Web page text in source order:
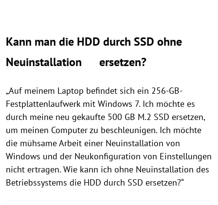
Kann man die HDD durch SSD ohne
Neuinstallation ersetzen?
„Auf meinem Laptop befindet sich ein 256-GB-
Festplattenlaufwerk mit Windows 7. Ich möchte es
durch meine neu gekaufte 500 GB M.2 SSD ersetzen,
um meinen Computer zu beschleunigen. Ich möchte
die mühsame Arbeit einer Neuinstallation von
Windows und der Neukonfiguration von Einstellungen
nicht ertragen. Wie kann ich ohne Neuinstallation des
Betriebssystems die HDD durch SSD ersetzen?“